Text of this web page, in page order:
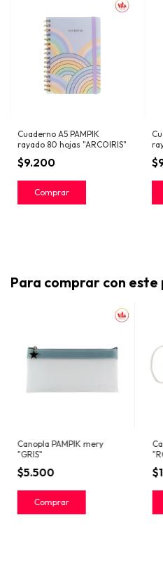
Cuaderno A5 PAMPIK
rayado 80 hojas "ARCOIRIS"
$9.200
Para comprar con
Canopla PAMPIK mery
"GRIS"
$5.500